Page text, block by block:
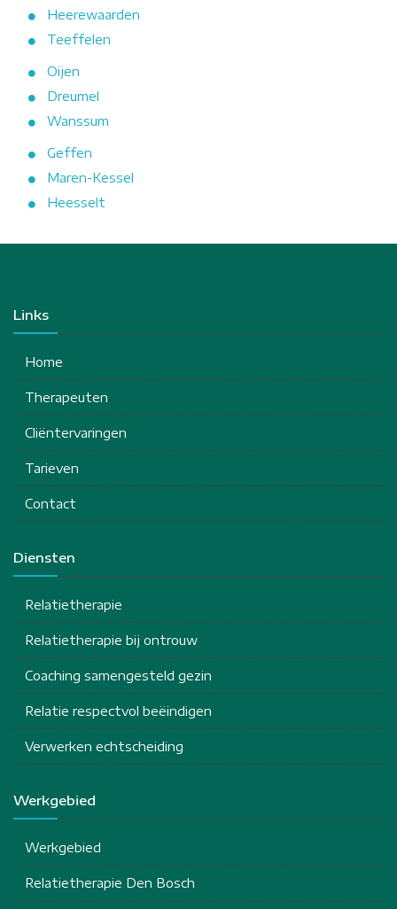
Heerewaarden
Teeffelen
Oijen
Dreumel
Wanssum
Geffen
Maren-Kessel
Heesselt
Links
Home
Therapeuten
Cliëntervaringen
Tarieven
Contact
Diensten
Relatietherapie
Relatietherapie bij ontrouw
Coaching samengesteld gezin
Relatie respectvol beëindigen
Verwerken echtscheiding
Werkgebied
Werkgebied
Relatietherapie Den Bosch